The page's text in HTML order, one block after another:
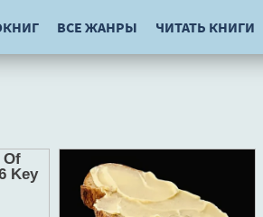
ВСЕ ЖАНРЫ ЧИТАТЬ КНИГИ